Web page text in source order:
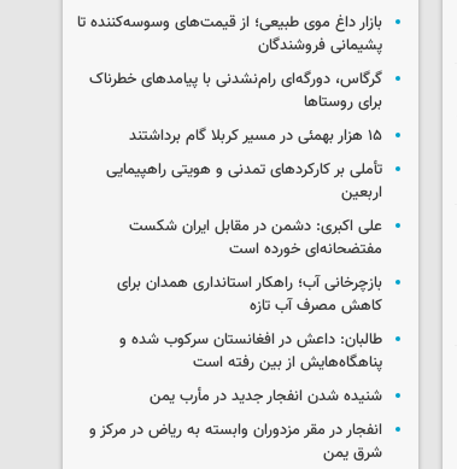
بازار داغ موی طبیعی؛ از قیمت‌های وسوسه‌کننده تا
پشیمانی فروشندگان
گرگاس، دورگه‌ای رام‌نشدنی با پیامدهای خطرناک
برای روستاها
۱۵ هزار بهمئی در مسیر کربلا گام برداشتند
تأملی بر کارکردهای تمدنی و هویتی راهپیمایی
اربعین
علی اکبری: دشمن در مقابل ایران شکست
مفتضحانه‌ای خورده است
بازچرخانی آب؛ راهکار استانداری همدان برای
کاهش مصرف آب تازه
طالبان: داعش در افغانستان سرکوب شده و
پناهگاه‌هایش از بین رفته است
شنیده شدن انفجار جدید در مأرب یمن
انفجار در مقر مزدوران وابسته به ریاض در مرکز و
شرق یمن